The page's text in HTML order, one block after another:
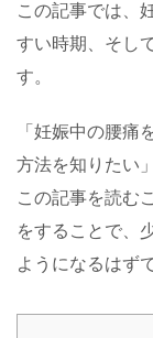
この記事では、
すい時期、そし
す。
「妊娠中の腰痛
方法を知りたい
この記事を読む
をすることで、
ようになるはず